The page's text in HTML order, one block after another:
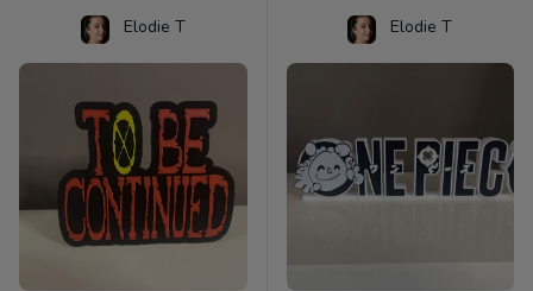
Elodie T Elodie T